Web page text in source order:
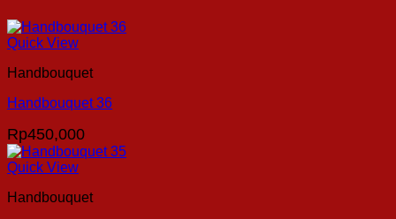
Quick View
Handbouquet
Handbouquet 36
Rp450,000
Quick View
Handbouquet